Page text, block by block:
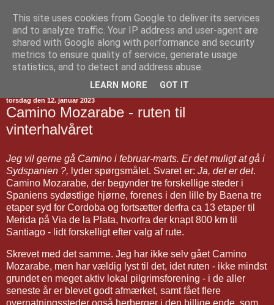
Jakobsvejen
torsdag den 12. januar 2023
Camino Mozarabe - ruten til
vinterhalvåret
Jeg vil gerne gå Camino i februar-marts. Er det muligt at gå i
Sydspanien ?, lyder spørgsmålet. Svaret er: Ja, det er det.
Camino Mozarabe, der begynder tre forskellige steder i
Spaniens sydøstlige hjørne, forenes i den lille by Baena tre
etaper syd for Cordoba og fortsætter derfra ca 13 etaper til
Merida på Via de la Plata, hvorfra der knapt 800 km til
Santiago - lidt forskelligt efter valg af rute.
Skrevet med det samme. Jeg har ikke selv gået Camino
Mozarabe, men har vældig lyst til det, idet ruten - ikke mindst
grundet en meget aktiv lokal pilgrimsforening - i de aller
seneste år er blevet godt afmærket, samt fået flere
overnatningssteder også herberger i den billige ende, som
This site uses cookies from Google to deliver its services
and to analyze traffic. Your IP address and user-agent are
shared with Google along with performance and security
metrics to ensure quality of service, generate usage
statistics, and to detect and address abuse.
LEARN MORE GOT IT